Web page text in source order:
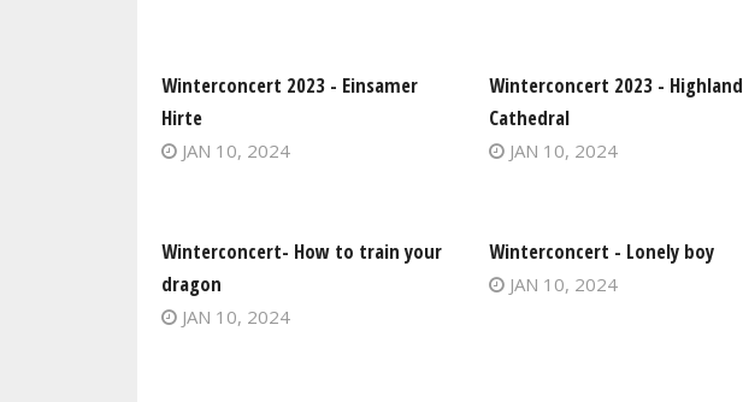
Winterconcert 2023 - Einsamer
Hirte
JAN 10, 2024
Winterconcert 2023 - Highland
Cathedral
JAN 10, 2024
Winterconcert- How to train your
dragon
JAN 10, 2024
Winterconcert - Lonely boy
JAN 10, 2024